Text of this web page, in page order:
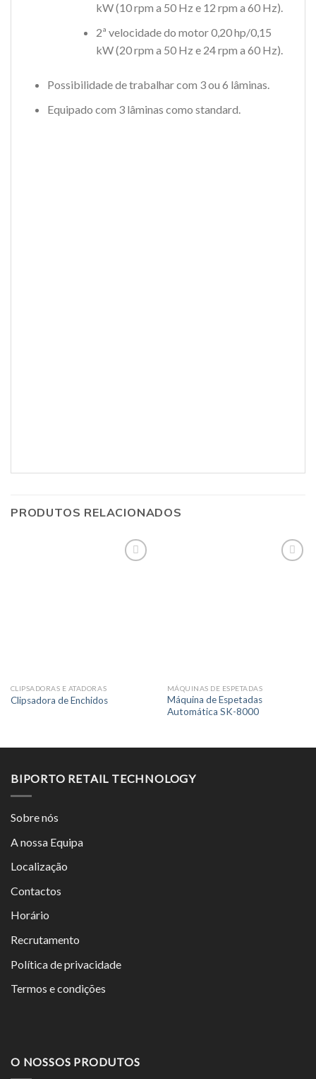
kW (10 rpm a 50 Hz e 12 rpm a 60 Hz).
2ª velocidade do motor 0,20 hp/0,15
kW (20 rpm a 50 Hz e 24 rpm a 60 Hz).
Possibilidade de trabalhar com 3 ou 6 lâminas.
Equipado com 3 lâminas como standard.
PRODUTOS RELACIONADOS
CLIPSADORAS E ATADORAS
Clipsadora de Enchidos
MÁQUINAS DE ESPETADAS
Máquina de Espetadas
Automática SK-8000
BIPORTO RETAIL TECHNOLOGY
Sobre nós
A nossa Equipa
Localização
Contactos
Horário
Recrutamento
Política de privacidade
Termos e condições
O NOSSOS PRODUTOS